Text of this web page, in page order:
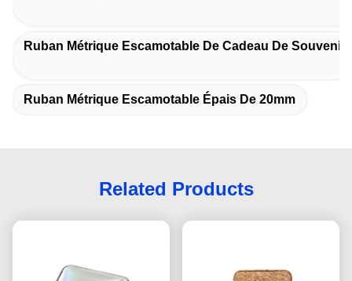
Ruban Métrique Escamotable De Cadeau De Souvenir
Ruban Métrique Escamotable Épais De 20mm
Related Products